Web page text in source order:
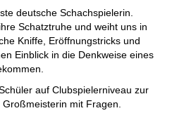
deutsche Schachspielerin.
Schatztruhe und weiht uns in
Kniffe, Eröffnungstricks und
Einblick in die Denkweise eines
auf Clubspielerniveau zur
mit Fragen.